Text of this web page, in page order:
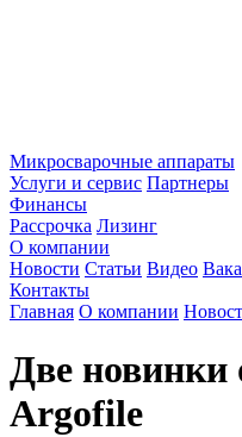
Микросварочные аппараты
Услуги и сервис Партнеры
Финансы
Рассрочка Лизинг
О компании
Новости Статьи Видео
Контакты
Главная О компании
Две новинки
Argofile